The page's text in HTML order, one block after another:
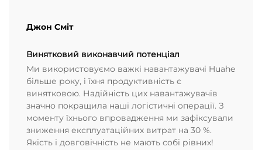
Джон Сміт
Винятковий виконавчий потенціал
Ми використовуємо важкі навантажувачі Huahe
більше року, і їхня продуктивність є
винятковою. Надійність цих навантажувачів
значно покращила наші логістичні операції. З
моменту їхнього впровадження ми зафіксували
зниження експлуатаційних витрат на 30 %.
Якість і довговічність не мають собі рівних!